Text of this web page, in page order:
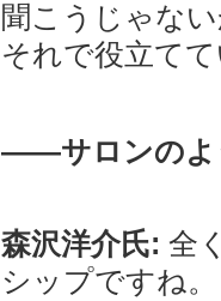
聞こうじゃな
それで役立て
――サロンのよ
森沢洋介氏: 全
シップですね。